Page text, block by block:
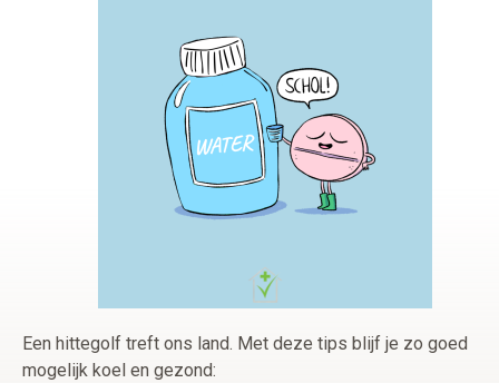
Een hittegolf treft ons land. Met deze tips blijf je zo goed
mogelijk koel en gezond: